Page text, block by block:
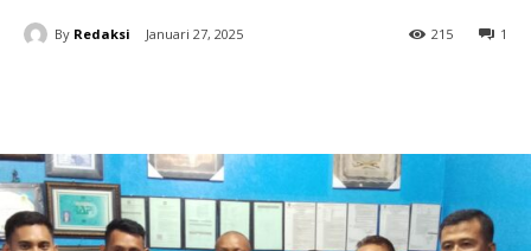
By Redaksi Januari 27, 2025 1
215